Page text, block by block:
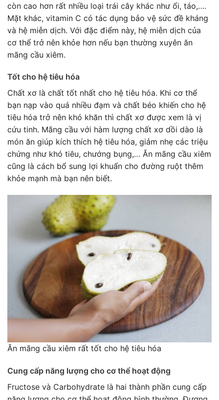
còn cao hơn rất nhiều loại trái cây khác như ổi, táo,….
Mặt khác, vitamin C có tác dụng bảo vệ sức đề kháng
và hệ miễn dịch. Với đặc điểm này, hệ miễn dịch của
cơ thể trở nên khỏe hơn nếu bạn thường xuyên ăn
mãng cầu xiêm.
Tốt cho hệ tiêu hóa
Chất xơ là chất tốt nhất cho hệ tiêu hóa. Khi cơ thể
bạn nạp vào quá nhiều đạm và chất béo khiến cho hệ
tiêu hóa trở nên khó khăn thì chất xơ được xem là vị
cứu tinh. Mãng cầu với hàm lượng chất xơ dồi dào là
món ăn giúp kích thích hệ tiêu hóa, giảm nhẹ các triệu
chứng như khó tiêu, chướng bụng,… Ăn mãng cầu xiêm
cũng là cách bổ sung lợi khuẩn cho đường ruột thêm
khỏe mạnh mà bạn nên biết.
Ăn mãng cầu xiêm rất tốt cho hệ tiêu hóa
Cung cấp năng lượng cho cơ thể hoạt động
Fructose và Carbohydrate là hai thành phần cung cấp